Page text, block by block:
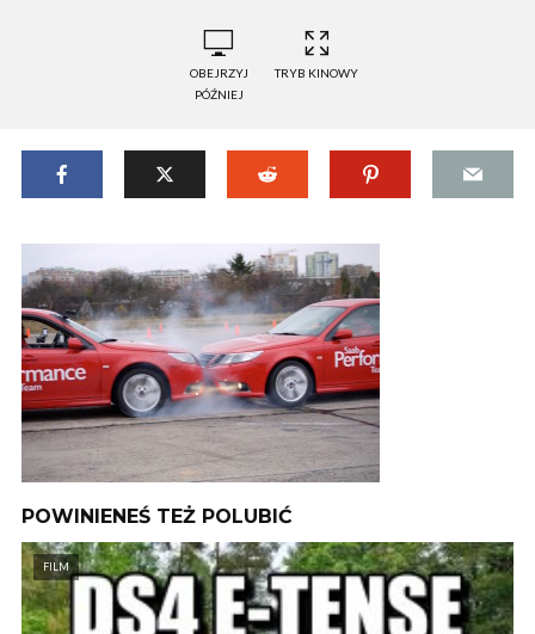
OBEJRZYJ
PÓŹNIEJ
TRYB KINOWY
POWINIENEŚ TEŻ POLUBIĆ
FILM